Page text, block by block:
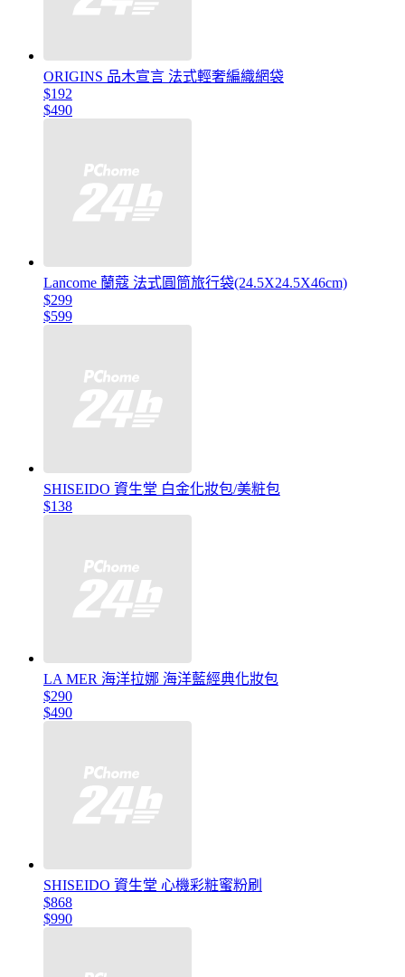
ORIGINS 品木宣言 法式輕奢編織網袋
$192
$490
Lancome 蘭蔻 法式圓筒旅行袋(24.5X24.5X46cm)
$299
$599
SHISEIDO 資生堂 白金化妝包/美粧包
$138
LA MER 海洋拉娜 海洋藍經典化妝包
$290
$490
SHISEIDO 資生堂 心機彩粧蜜粉刷
$868
$990